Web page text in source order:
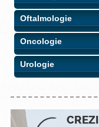
Oftalmologie
Oncologie
Urologie